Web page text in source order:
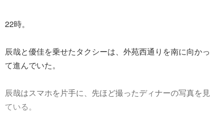
22時。
辰哉と優佳を乗せたタクシーは、外苑西通りを南に向かっ
て進んでいた。
辰哉はスマホを片手に、先ほど撮ったディナーの写真を見
ている。